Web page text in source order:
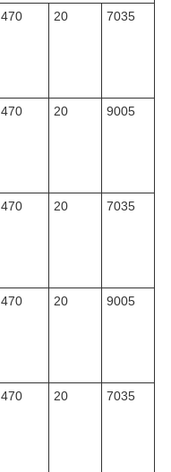
470 20 7035
470 20 9005
470 20 7035
470 20 9005
470 20 7035